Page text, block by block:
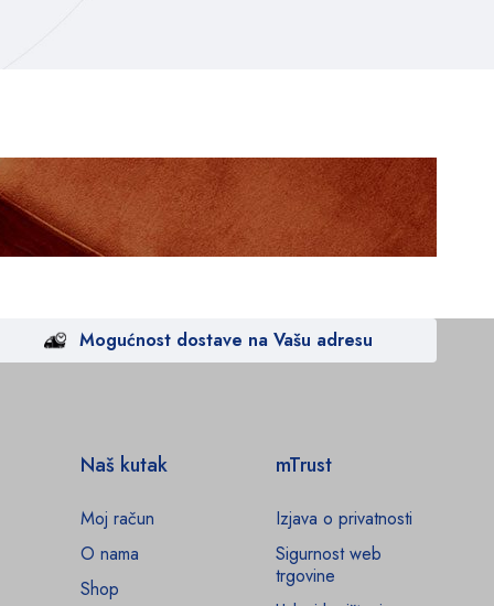
Mogućnost dostave na Vašu adresu
Naš kutak
Moj račun
O nama
Shop
mTrust
Izjava o privatnosti
Sigurnost web
trgovine